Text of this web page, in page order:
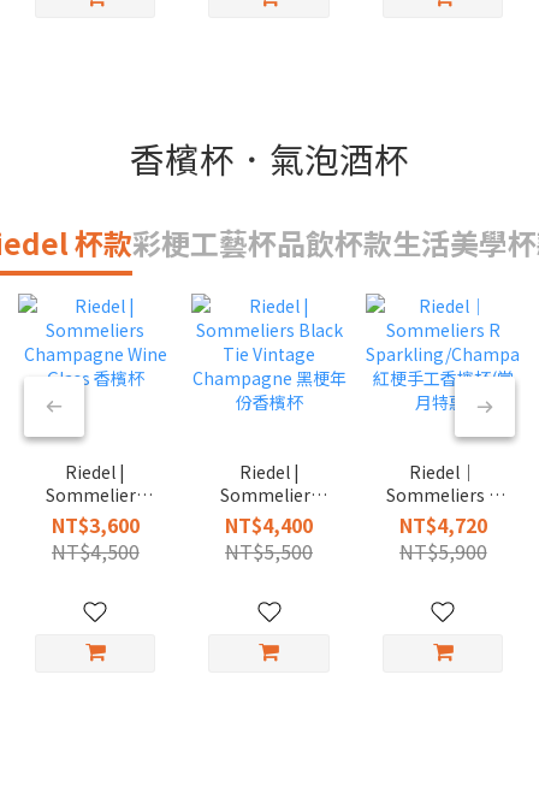
香檳杯．氣泡酒杯
杯款彩梗工藝杯品飲杯款生活美學
Riedel |
Sommeliers
Champagne
Wine Glass 香檳
杯
NT$3,600
NT$4,500
Riedel |
Sommeliers
Black Tie
Vintage
Champagne 黑
NT$4,400
NT$5,500
Riedel｜
Sommeliers R
Sparkling/
紅梗手工香檳杯
(當月特惠)
NT$4,720
NT$5,900